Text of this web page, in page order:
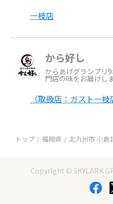
一枝店
から好し
からあげグランプリ
門店の味をお届けしま
（取扱店：ガスト一枝
トップ 福岡県 北九州市 小倉
Copyright © SKYLARK